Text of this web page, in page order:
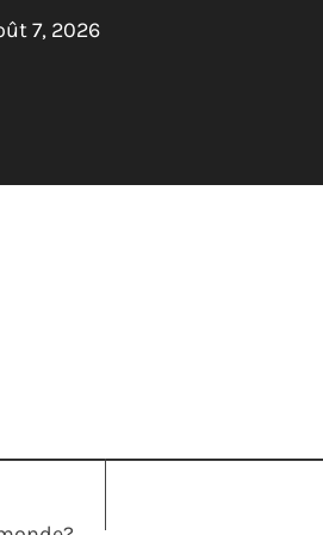
7, 2026